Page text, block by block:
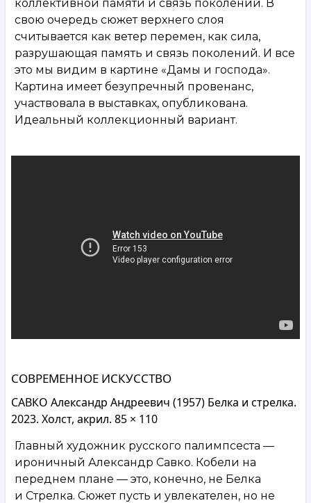
коллективной памяти и связь поколений. В
свою очередь сюжет верхнего слоя
считывается как ветер перемен, как сила,
разрушающая память и связь поколений. И все
это мы видим в картине «Дамы и господа».
Картина имеет безупречный провенанс,
участвовала в выставках, опубликована.
Идеальный коллекционный вариант.
СОВРЕМЕННОЕ ИСКУССТВО
САВКО Александр Андреевич (1957) Белка и стрелка.
2023. Холст, акрил. 85 × 110
Главный художник русского палимпсеста —
ироничный Александр Савко. Кобели на
переднем плане — это, конечно, не Белка
и Стрелка. Сюжет пусть и увлекателен, но не